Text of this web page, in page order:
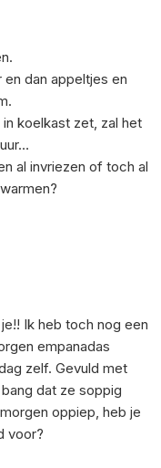
dan appeltjes en
koelkast zet, zal het
al invriezen of toch al
Ik heb toch nog een
empanadas
zelf. Gevuld met
dat ze soppig
oppiep, heb je
voor?